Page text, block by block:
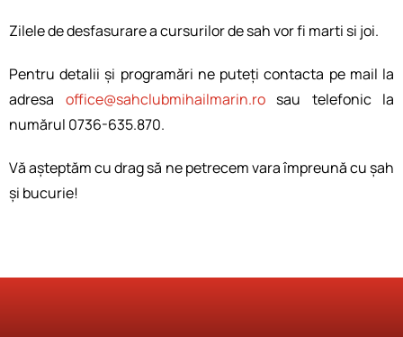
Zilele de desfasurare a cursurilor de sah vor fi marti si joi.
Pentru detalii și programări ne puteți contacta pe mail la
adresa office@sahclubmihailmarin.rosau telefonic la
numărul 0736-635.870.
Vă așteptăm cu drag să ne petrecem vara împreună cu șah
și bucurie!